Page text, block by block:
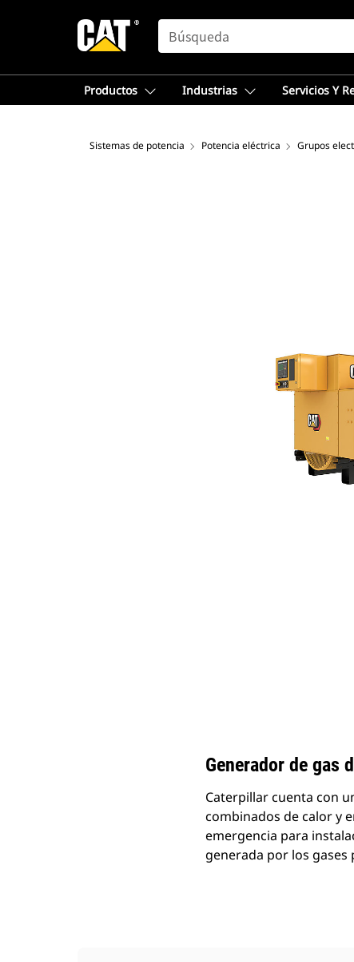
SEARCH
Productos Industrias Servicios Y
Sistemas de potencia Potencia eléctrica Grupos
Generador de gas
Caterpillar cuenta con
combinados de calor y
emergencia para
generada por los